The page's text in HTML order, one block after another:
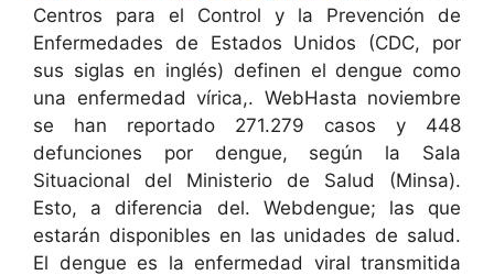
Centros para el Control y la Prevención de
Enfermedades de Estados Unidos (CDC, por
sus siglas en inglés) definen el dengue como
una enfermedad vírica,. WebHasta noviembre
se han reportado 271.279 casos y 448
defunciones por dengue, según la Sala
Situacional del Ministerio de Salud (Minsa).
Esto, a diferencia del. Webdengue; las que
estarán disponibles en las unidades de salud.
El dengue es la enfermedad viral transmitida